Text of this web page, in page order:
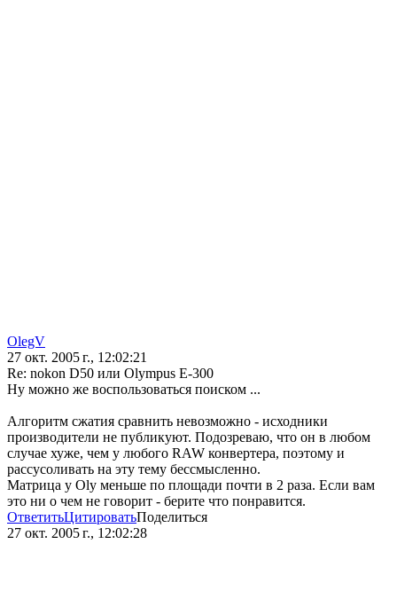
OlegV
27 окт. 2005 г., 12:02:21
Re: nokon D50 или Olympus E-300
Ну можно же воспользоваться поиском ...
Алгоритм сжатия сравнить невозможно - исходники
производители не публикуют. Подозреваю, что он в любом
случае хуже, чем у любого RAW конвертера, поэтому и
рассусоливать на эту тему бессмысленно.
Матрица у Oly меньше по площади почти в 2 раза. Если вам
это ни о чем не говорит - берите что понравится.
ОтветитьЦитироватьПоделиться
27 окт. 2005 г., 12:02:28